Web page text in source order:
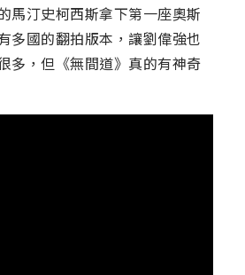
馬汀史柯西斯拿下第一座奧斯
多國的翻拍版本，讓劉偉強也
多，但《無間道》真的有神奇